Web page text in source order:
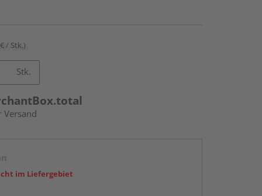
/ Stk.)
Stk.
Versand
im Liefergebiet